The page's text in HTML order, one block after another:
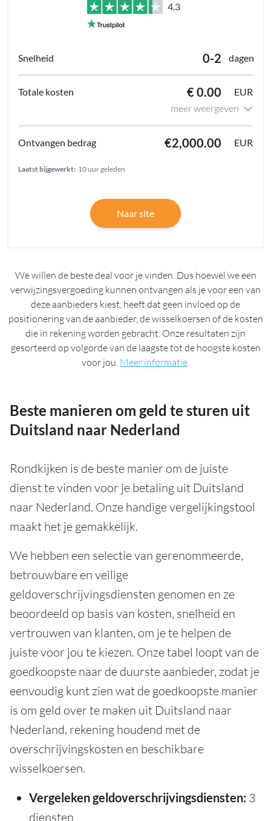
4.3
0-2 dagen
€ 0.00
EUR
meer weergeven
€2,000.00 EUR
Laatst bijgewerkt: 10 uur geleden
Naar site
We willen de beste deal voor je vinden. Dus hoewel we een
verwijzingsvergoeding kunnen ontvangen als je voor een van
deze aanbieders kiest, heeft dat geen invloed op de
positionering van de aanbieder, de wisselkoersen of de kosten
die in rekening worden gebracht. Onze resultaten zijn
gesorteerd op volgorde van de laagste tot de hoogste kosten
voor jou. Meer informatie.
Beste manieren om geld te sturen uit
Duitsland naar Nederland
Rondkijken is de beste manier om de juiste
dienst te vinden voor je betaling uit Duitsland
naar Nederland. Onze handige vergelijkingstool
maakt het je gemakkelijk.
We hebben een selectie van gerenommeerde,
betrouwbare en veilige
geldoverschrijvingsdiensten genomen en ze
beoordeeld op basis van kosten, snelheid en
vertrouwen van klanten, om je te helpen de
juiste voor jou te kiezen. Onze tabel loopt van de
goedkoopste naar de duurste aanbieder, zodat je
eenvoudig kunt zien wat de goedkoopste manier
is om geld over te maken uit Duitsland naar
Nederland, rekening houdend met de
overschrijvingskosten en beschikbare
wisselkoersen.
Vergeleken geldoverschrijvingsdiensten: 3
diensten